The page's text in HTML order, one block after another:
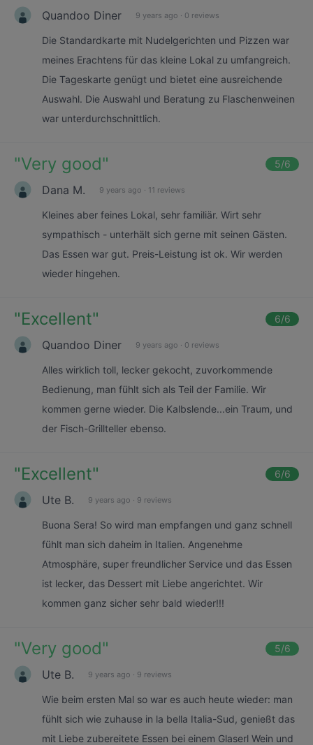
Quandoo Diner 9 years ago · 0 reviews
Die Standardkarte mit Nudelgerichten und Pizzen war
meines Erachtens für das kleine Lokal zu umfangreich.
Die Tageskarte genügt und bietet eine ausreichende
Auswahl. Die Auswahl und Beratung zu Flaschenweinen
war unterdurchschnittlich.
"Very good" 5/6
Dana M. 9 years ago · 11 reviews
Kleines aber feines Lokal, sehr familiär. Wirt sehr
sympathisch - unterhält sich gerne mit seinen Gästen.
Das Essen war gut. Preis-Leistung ist ok. Wir werden
wieder hingehen.
"Excellent" 6/6
Quandoo Diner 9 years ago · 0 reviews
Alles wirklich toll, lecker gekocht, zuvorkommende
Bedienung, man fühlt sich als Teil der Familie. Wir
kommen gerne wieder. Die Kalbslende...ein Traum, und
der Fisch-Grillteller ebenso.
"Excellent" 6/6
Ute B. 9 years ago · 9 reviews
Buona Sera! So wird man empfangen und ganz schnell
fühlt man sich daheim in Italien. Angenehme
Atmosphäre, super freundlicher Service und das Essen
ist lecker, das Dessert mit Liebe angerichtet. Wir
kommen ganz sicher sehr bald wieder!!!
"Very good" 5/6
Ute B. 9 years ago · 9 reviews
Wie beim ersten Mal so war es auch heute wieder: man
fühlt sich wie zuhause in la bella Italia-Sud, genießt das
mit Liebe zubereitete Essen bei einem Glaserl Wein und